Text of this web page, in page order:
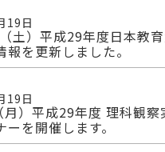
19日
土）平成29年度日本教
報を更新しました。
19日
）平成29年度 理科観察
を開催します。